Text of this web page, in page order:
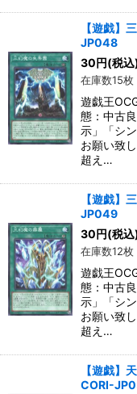
【遊戯】
JP048
30円(税込
在庫数15枚
遊戯王
態：中古
示」「シ
お願い致
超え…
【遊戯】
JP049
30円(税込
在庫数12枚
遊戯王
態：中古
示」「シ
お願い致
超え…
【遊戯】
CORI-